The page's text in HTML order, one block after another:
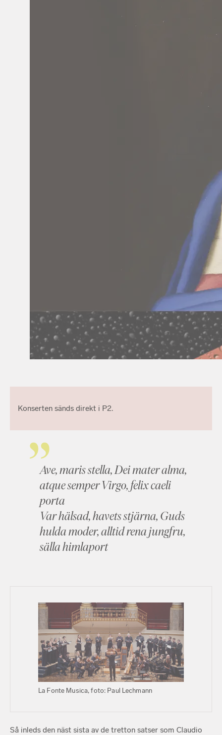
Konserten sänds direkt i P2.
Ave, maris stella, Dei mater alma,
atque semper Virgo, felix caeli
porta
Var hälsad, havets stjärna, Guds
hulda moder, alltid rena jungfru,
sälla himlaport
La Fonte Musica, foto: Paul Lechmann
Så inleds den näst sista av de tretton satser som Claudio